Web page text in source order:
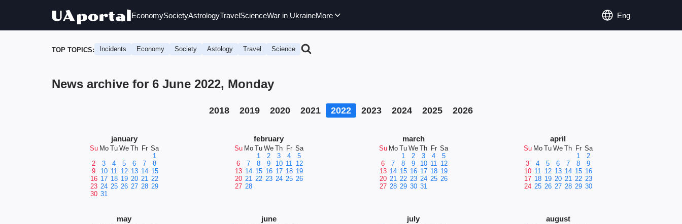
EconomySocietyAstrologyTravelScienceWar in UkraineMore Eng
TOP TOPICS: Incidents Economy Society Astology Travel Science
News archive for 6 June 2022, Monday
2018 2019 2020 2021 2022 2023 2024 2025 2026
january
Su Mo Tu We Th Fr Sa
1
2
3 4 5 6 7
8
9
10 11 12 13 14 15
16 17 18 19 20 21 22
23 24 25 26 27 28 29
30 31
february
Su Mo Tu We Th Fr Sa
1
2 3 4
5
6
7 8 9 10 11 12
13 14 15 16 17 18 19
20 21 22 23 24 25 26
27 28
march
Su Mo Tu We Th Fr Sa
1
2 3 4
5
6
7 8 9 10 11 12
13 14 15 16 17 18 19
20 21 22 23 24 25 26
27 28 29 30 31
april
Su Mo Tu We Th Fr Sa
1
2
3
4 5 6 7 8
9
10 11 12 13 14 15 16
17 18 19 20 21 22 23
24 25 26 27 28 29 30
may june july august